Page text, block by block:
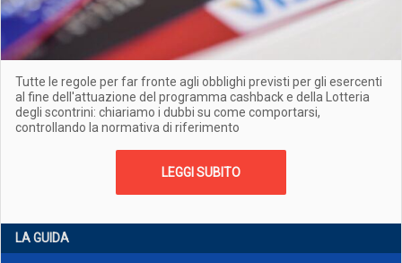
Tutte le regole per far fronte agli obblighi previsti per gli esercenti
al fine dell'attuazione del programma cashback e della Lotteria
degli scontrini: chiariamo i dubbi su come comportarsi,
controllando la normativa di riferimento
LEGGI SUBITO
LA GUIDA